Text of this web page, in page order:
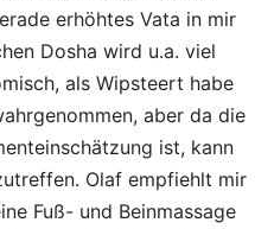
erhöhtes Vata in mir
Dosha wird u.a. viel
als Wipsteert habe
aber da die
ist, kann
Olaf empfiehlt mir
Fuß- und Beinmassage